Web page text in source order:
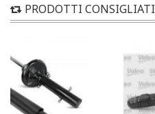
PRODOTTI CONSIGLIATI